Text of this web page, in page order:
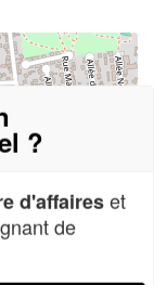
?
d'affaireset
de